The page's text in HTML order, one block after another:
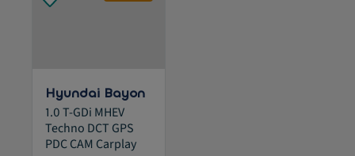
Hyundai Bayon
1.0 T-GDi MHEV
Techno DCT GPS
PDC CAM Carplay